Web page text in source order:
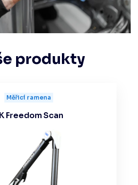
produkty
Měřicí ramena
Freedom Scan